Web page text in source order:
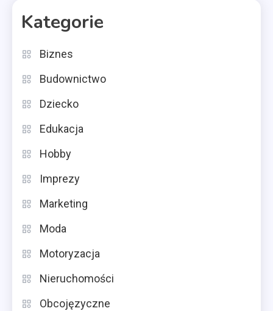
Kategorie
Biznes
Budownictwo
Dziecko
Edukacja
Hobby
Imprezy
Marketing
Moda
Motoryzacja
Nieruchomości
Obcojęzyczne